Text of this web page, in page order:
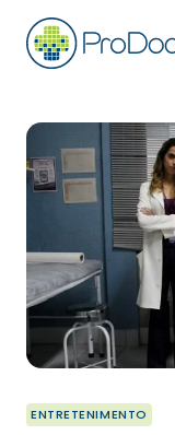
Pular
para
ENTRETENIMENTO